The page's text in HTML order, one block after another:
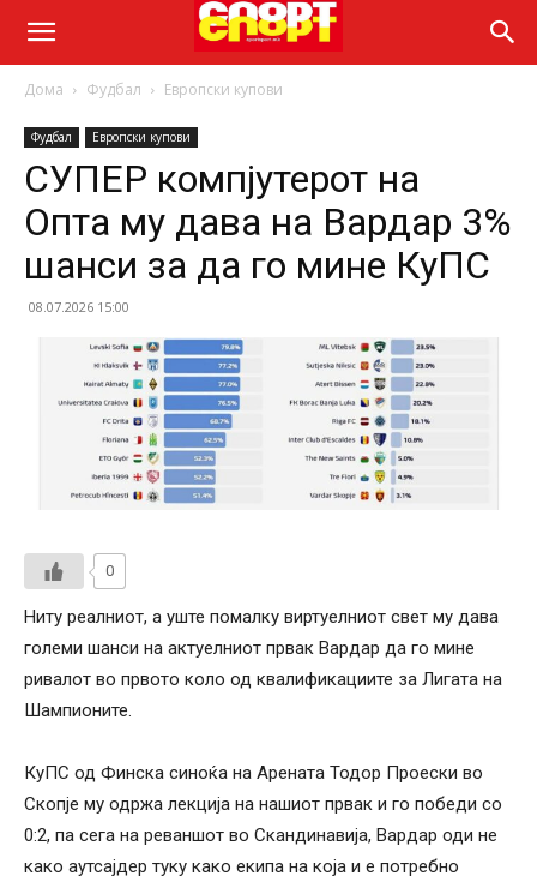
Дома Фудбал Европски купови
Фудбал Европски купови
СУПЕР компјутерот на
Опта му дава на Вардар 3%
шанси за да го мине КуПС
08.07.2026 15:00
0
Ниту реалниот, а уште помалку виртуелниот свет му дава
големи шанси на актуелниот првак Вардар да го мине
ривалот во првото коло од квалификациите за Лигата на
Шампионите.
КуПС од Финска синоќа на Арената Тодор Проески во
Скопје му одржа лекција на нашиот првак и го победи со
0:2, па сега на реваншот во Скандинавија, Вардар оди не
како аутсајдер туку како екипа на која и е потребно